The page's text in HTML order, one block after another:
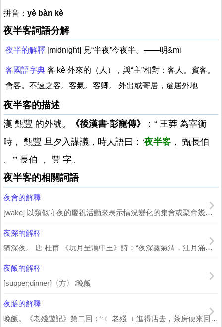
拼音： yè bàn kè
夜半客詞語分解
夜半的解釋 [midnight] 見“半夜”今夜半。——明&mi
客國語字典 客 kè 外來的（人），與“主”相對：客人。賓客。
會客。不速之客。客氣。客卿。 外出或寄居，遷居外地
夜半客的描述
漢 甄豐 的外號。 《後漢書·彭寵傳》
：“ 王莽 為宰衡
時， 甄豐 旦夕入謀議，時人語曰：‘夜半客 ， 甄長伯
。’” 長伯 ， 豐 字。
夜半客的相關詞語
夜會的解釋
[wake] 以類似守夜的慶祝活動來表示情況變化的集會或聚會幾個老朋友&hell...
夜深的解釋
猶深夜。 唐 杜甫 《玩月呈漢中王》詩：“夜深露氣清，江月滿江城。” 唐 戴...
夜飯的解釋
[supper;dinner]〈方〉∶晚飯
夜膳的解釋
晚飯。《老殘遊記》第二回：“﹝ 老殘 ﹞進得店去，茶房便來回道：‘客人，用甚么夜...